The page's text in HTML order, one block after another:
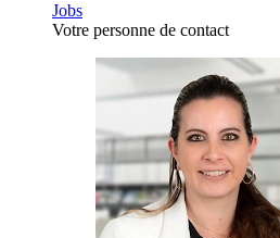
Jobs
Votre personne de contact